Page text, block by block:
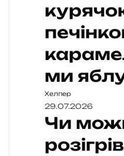
ми
Хелпер
29.07.2026
Чи